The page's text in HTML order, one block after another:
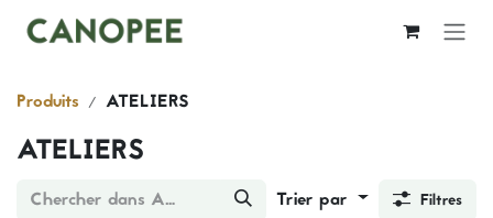
Se rendre au contenu
Produits ATELIERS
ATELIERS
Trier par Filtres